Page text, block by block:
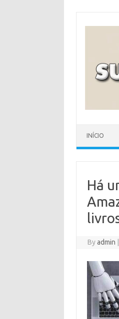
INÍCIO
Há
Byadmin